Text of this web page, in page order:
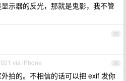
示器的反光，那就是鬼影，我不管
25
26
via iPhone
拍的。不相信的话可以把 exif 发你